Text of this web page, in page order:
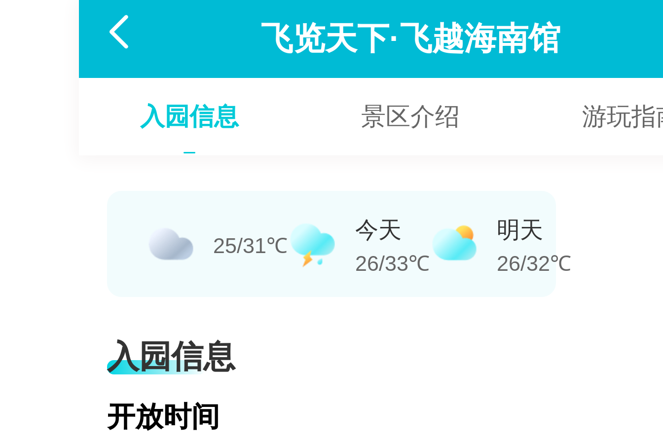
 飞览天下·飞越海南馆
入园信息 景区介绍 游玩指
25/31℃
今天
26/33℃
明天
26/32℃
入园信息
开放时间